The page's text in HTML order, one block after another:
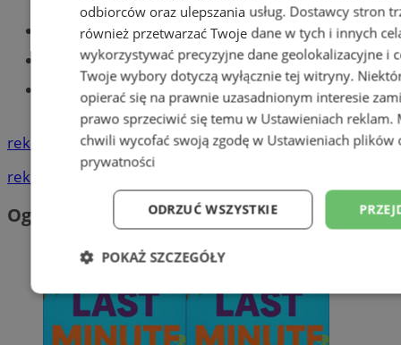
Części samochodowe do -70%!
Tworzenie stron www - Tychy
Znajdź pracę - codziennie nowe
ogłoszenia
reklama
reklama
Ogłoszenia
odbiorców oraz ulepszania usług. Dostawcy stron
również przetwarzać Twoje dane w tych i innych
wykorzystywać precyzyjne dane geolokalizacyjne i
Twoje wybory dotyczą wyłącznie tej witryny.
opierać się na prawnie uzasadnionym interesie
prawo sprzeciwić się temu w Ustawieniach reklam.
chwili wycofać swoją zgodę w Ustawieniach plików
prywatności
ODRZUĆ WSZYSTKIE
POKAŻ SZCZEGÓŁY
Niezbędne Wydajność